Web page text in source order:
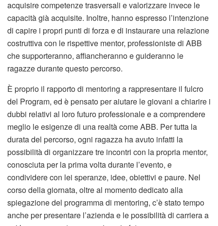
acquisire competenze trasversali e valorizzare invece le
capacità già acquisite. Inoltre, hanno espresso l’intenzione
di capire i propri punti di forza e di instaurare una relazione
costruttiva con le rispettive mentor, professioniste di ABB
che supporteranno, affiancheranno e guideranno le
ragazze durante questo percorso.
È proprio il rapporto di mentoring a rappresentare il fulcro
del Program, ed è pensato per aiutare le giovani a chiarire i
dubbi relativi al loro futuro professionale e a comprendere
meglio le esigenze di una realtà come ABB. Per tutta la
durata del percorso, ogni ragazza ha avuto infatti la
possibilità di organizzare tre incontri con la propria mentor,
conosciuta per la prima volta durante l’evento, e
condividere con lei speranze, idee, obiettivi e paure. Nel
corso della giornata, oltre al momento dedicato alla
spiegazione del programma di mentoring, c’è stato tempo
anche per presentare l’azienda e le possibilità di carriera a